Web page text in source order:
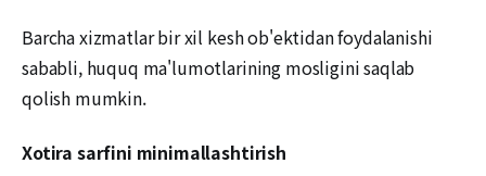
Barcha xizmatlar bir xil kesh ob'ektidan foydalanishi
sababli, huquq ma'lumotlarining mosligini saqlab
qolish mumkin.
Xotira sarfini minimallashtirish